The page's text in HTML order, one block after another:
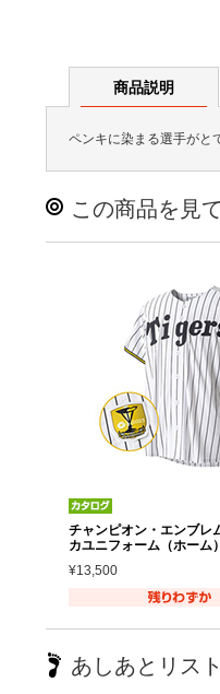
商品説明
ペンキに染まる選手がと
この商品を見
チャンピオン・エンブレ
カユニフォーム（ホーム
¥13,500
あしあとリスト